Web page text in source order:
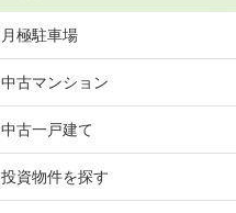
月極駐車場
中古マンション
中古一戸建て
投資物件を探す